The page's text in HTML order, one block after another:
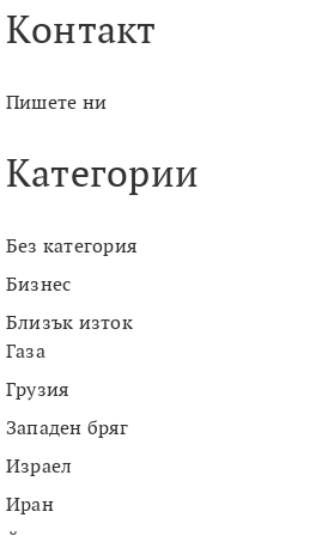
Контакт
Пишете ни
Категории
Без категория
Бизнес
Близък изток
Газа
Грузия
Западен бряг
Израел
Иран